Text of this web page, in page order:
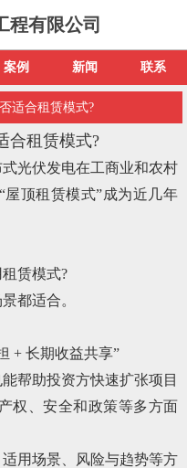
程有限公司
案例 新闻 联系
适合租赁模式?
合租赁模式?
光伏发电在工商业和农村
顶租赁模式”成为近几年
赁模式?
都适合。
+ 长期收益共享”
帮助投资方快速扩张项目
权、安全和政策等多方面
用场景、风险与趋势等方